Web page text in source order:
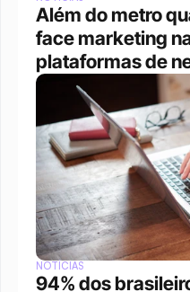
Além do metro
face marketing
plataformas de
NOTÍCIAS
94% dos